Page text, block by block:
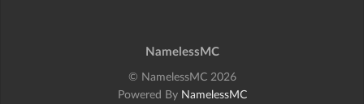
NamelessMC
© NamelessMC 2026
Powered By NamelessMC